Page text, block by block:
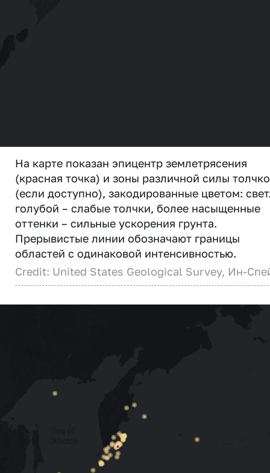
На карте показан эпицентр землетрясения
(красная точка) и зоны различной силы
(если доступно), закодированные цветом:
голубой – слабые толчки, более насыщенные
оттенки – сильные ускорения грунта.
Прерывистые линии обозначают границы
областей с одинаковой интенсивностью.
Credit: United States Geological Survey, Ин-